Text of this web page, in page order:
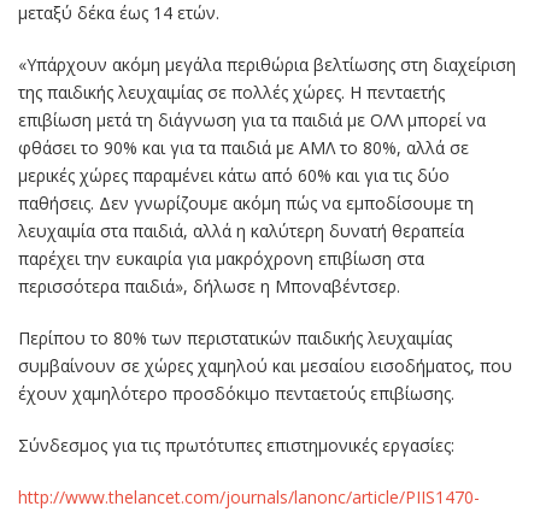
μεταξύ δέκα έως 14 ετών.
«Υπάρχουν ακόμη μεγάλα περιθώρια βελτίωσης στη διαχείριση
της παιδικής λευχαιμίας σε πολλές χώρες. Η πενταετής
επιβίωση μετά τη διάγνωση για τα παιδιά με ΟΛΛ μπορεί να
φθάσει το 90% και για τα παιδιά με ΑΜΛ το 80%, αλλά σε
μερικές χώρες παραμένει κάτω από 60% και για τις δύο
παθήσεις. Δεν γνωρίζουμε ακόμη πώς να εμποδίσουμε τη
λευχαιμία στα παιδιά, αλλά η καλύτερη δυνατή θεραπεία
παρέχει την ευκαιρία για μακρόχρονη επιβίωση στα
περισσότερα παιδιά», δήλωσε η Μποναβέντσερ.
Περίπου το 80% των περιστατικών παιδικής λευχαιμίας
συμβαίνουν σε χώρες χαμηλού και μεσαίου εισοδήματος, που
έχουν χαμηλότερο προσδόκιμο πενταετούς επιβίωσης.
Σύνδεσμος για τις πρωτότυπες επιστημονικές εργασίες:
http://www.thelancet.com/journals/lanonc/article/PIIS1470-